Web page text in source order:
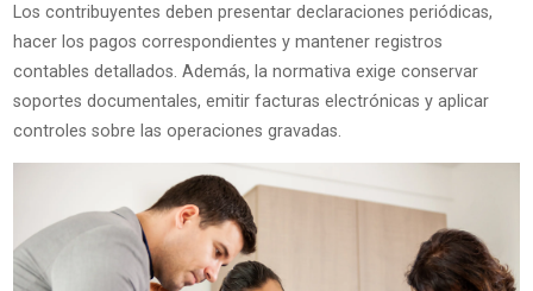
Los contribuyentes deben presentar declaraciones periódicas,
hacer los pagos correspondientes y mantener registros
contables detallados. Además, la normativa exige conservar
soportes documentales, emitir facturas electrónicas y aplicar
controles sobre las operaciones gravadas.